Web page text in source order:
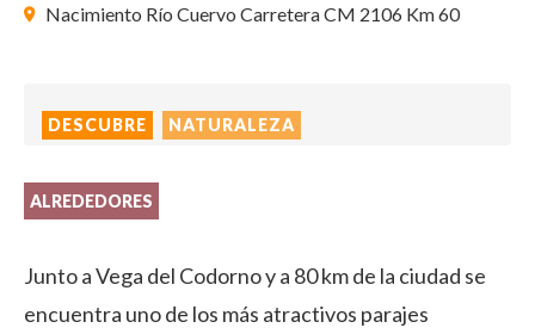
Nacimiento Río Cuervo Carretera CM 2106 Km 60
DESCUBRE NATURALEZA
ALREDEDORES
Junto a Vega del Codorno y a 80 km de la ciudad se
encuentra uno de los más atractivos parajes